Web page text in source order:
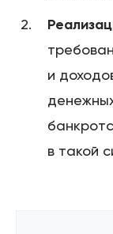
и
в такой